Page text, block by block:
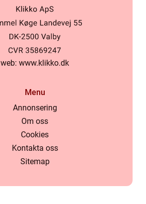
web: www.klikko.dk
Menu
Annonsering
Om oss
Cookies
Kontakta oss
Sitemap